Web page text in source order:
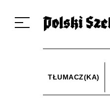
TŁUMACZ(KA)